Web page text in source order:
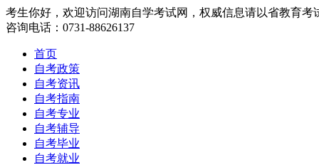
考生你好，欢迎访问湖南自学考试网，权威信息请以省教育考
咨询电话：0731-88626137
首页
自考政策
自考资讯
自考指南
自考专业
自考辅导
自考毕业
自考就业